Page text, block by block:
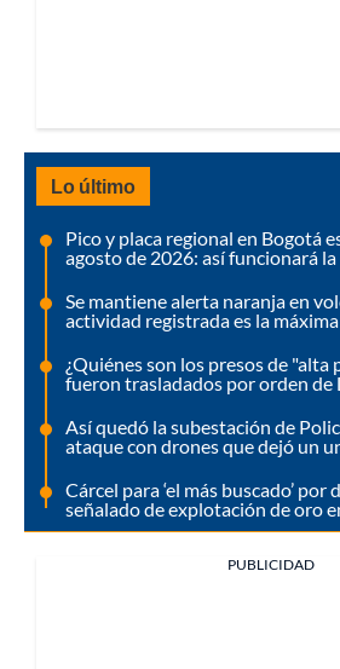
Lo último
Pico y placa regional en Bogotá
agosto de 2026: así funcionará
Se mantiene alerta naranja en
actividad registrada es la
¿Quiénes son los presos de "alta
fueron trasladados por orden de
Así quedó la subestación de
ataque con drones que dejó un
Cárcel para ‘el más buscado’
señalado de explotación de oro
PUBLICIDAD